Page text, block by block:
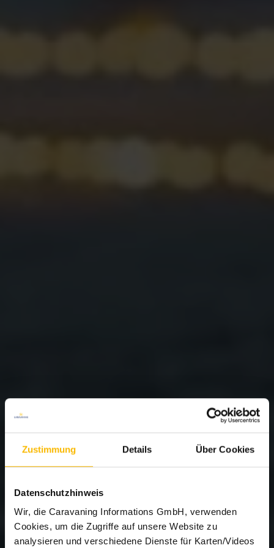
Zustimmung Details Über Cookies
Datenschutzhinweis
Wir, die Caravaning Informations GmbH, verwenden
Cookies, um die Zugriffe auf unsere Website zu
analysieren und verschiedene Dienste für Karten/Videos